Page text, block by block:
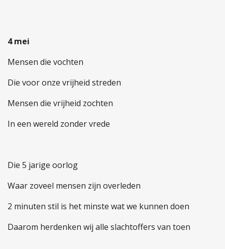
4 mei
Mensen die vochten
Die voor onze vrijheid streden
Mensen die vrijheid zochten
In een wereld zonder vrede
Die 5 jarige oorlog
Waar zoveel mensen zijn overleden
2 minuten stil is het minste wat we kunnen doen
Daarom herdenken wij alle slachtoffers van toen